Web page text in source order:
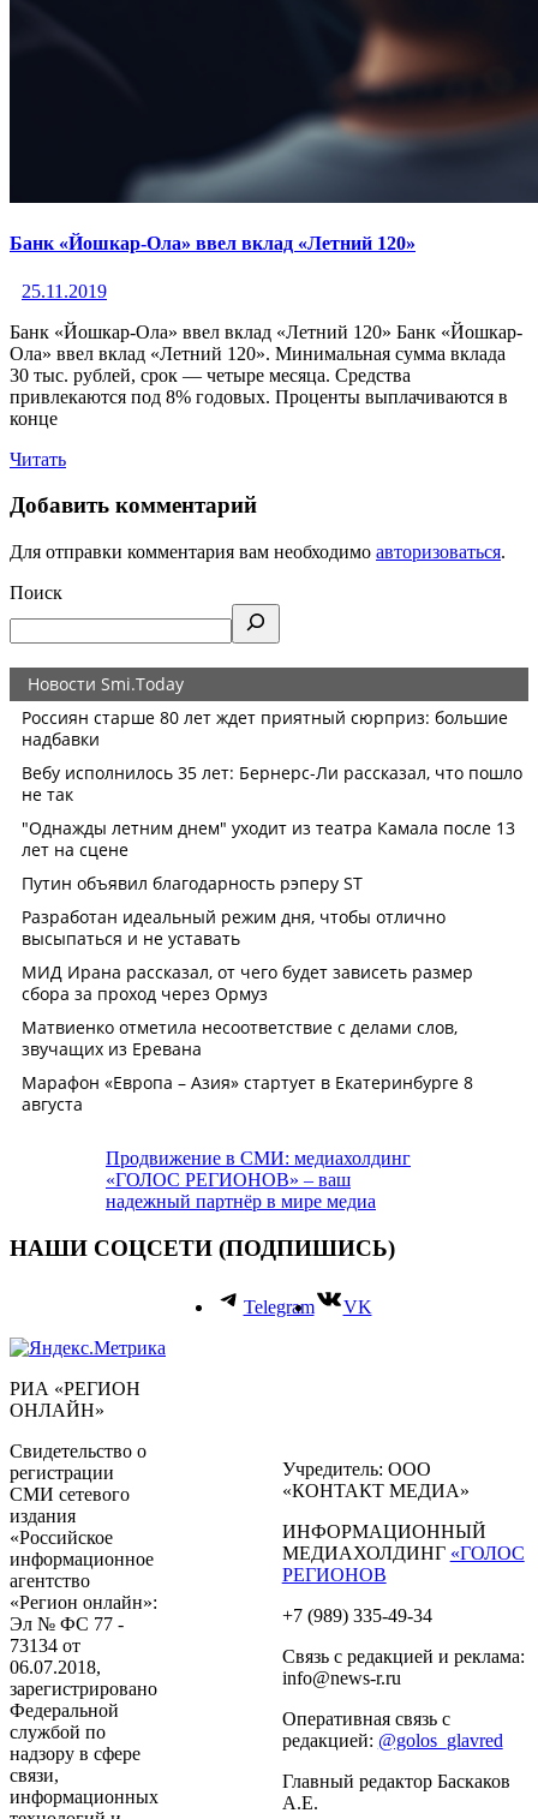
Банк «Йошкар-Ола» ввел вклад «Летний 120»
25.11.2019
Банк «Йошкар-Ола» ввел вклад «Летний 120» Банк «Йошкар-
Ола» ввел вклад «Летний 120». Минимальная сумма вклада
30 тыс. рублей, срок — четыре месяца. Средства
привлекаются под 8% годовых. Проценты выплачиваются в
конце
Читать
Добавить комментарий
Для отправки комментария вам необходимо авторизоваться.
Поиск
Продвижение в СМИ: медиахолдинг
«ГОЛОС РЕГИОНОВ» – ваш
надежный партнёр в мире медиа
НАШИ СОЦСЕТИ (ПОДПИШИСЬ)
Telegram VK
РИА «РЕГИОН
ОНЛАЙН»
Свидетельство о
регистрации
СМИ сетевого
издания
«Российское
информационное
агентство
«Регион онлайн»:
Эл № ФС 77 -
73134 от
06.07.2018,
зарегистрировано
Федеральной
службой по
надзору в сфере
связи,
информационных
Учредитель: ООО
«КОНТАКТ МЕДИА»
ИНФОРМАЦИОННЫЙ
МЕДИАХОЛДИНГ «ГОЛОС
РЕГИОНОВ
+7 (989) 335-49-34
Связь с редакцией и реклама:
info@news-r.ru
Оперативная связь с
редакцией: @golos_glavred
Главный редактор Баскаков
А.Е.